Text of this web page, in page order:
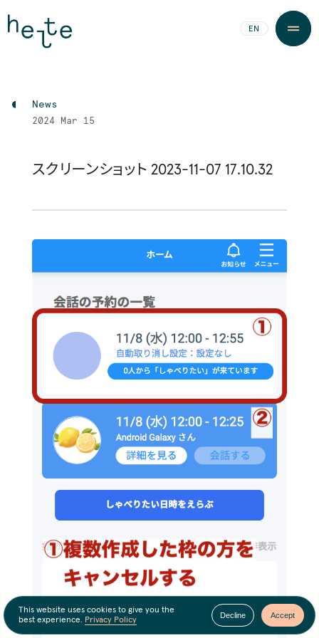
EN
News
2024 Mar 15
スクリーンショット 2023-11-07 17.10.32
This website uses cookies to give you the
best experience. Privacy Policy
Decline Accept